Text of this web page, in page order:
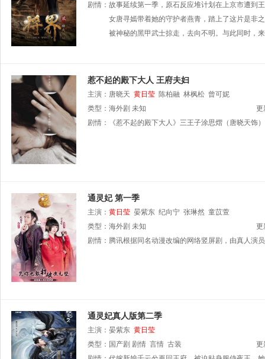
剧情： 故事延续第一季，原石反应堆计划在上京市遭到
女唐寻嫣带着她的守护者燕青，踏上了这片是非
被神秘的黑甲武士掠走，去向不明。与此同时，
惹不起的殿下大人 王府夫妇
主演： 唐晓天 黄日莹 陈柏融 林枫松 曾可妮
类型： 海外剧 未知
更
剧情：
《惹不起的殿下大人》三王子涂思熠（唐晓天饰
通灵妃 第一季
主演： 黄日莹 晏紫东 纪向宁 张琳然 童苡萱
类型： 海外剧 未知
更
剧情： 腾讯根据同名动漫改编的网络竖屏剧，由真人演
通灵妃真人版第二季
主演： 晏紫东 黄日莹
类型： 国产剧 剧情 言情 古装
更